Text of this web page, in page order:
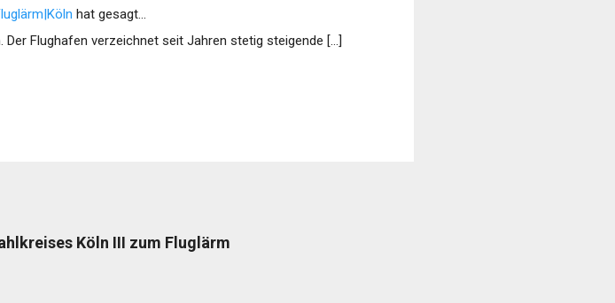
hat gesagt…
Flughafen verzeichnet seit Jahren stetig steigende […]
Köln III zum Fluglärm